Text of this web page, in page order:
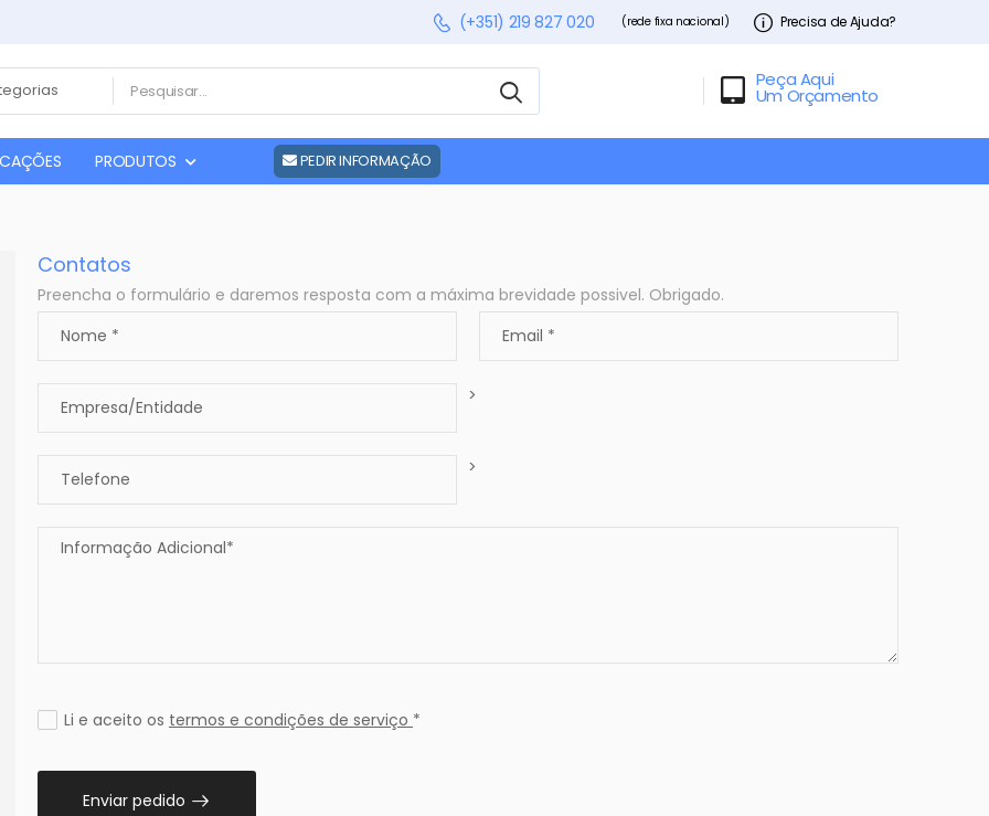
(+351) 219 827 020 (rede fixa nacional) Precisa de Ajuda?
Peça Aqui
Um Orçamento
PRODUTOS PEDIR INFORMAÇÃO
Contatos
Preencha o formulário e daremos resposta com a máxima brevidade possivel. Obrigado.
>
>
Li e aceito os termos e condições de serviço *
Enviar pedido